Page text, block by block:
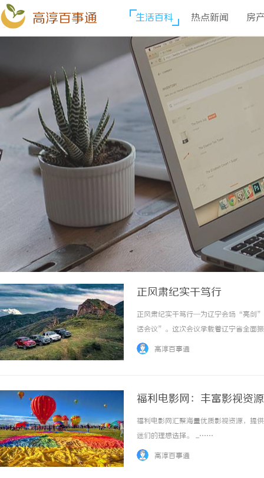
高淳百事通 生活百科 热点新闻 房
正风肃纪实干笃行
正风肃纪实干笃行—为辽宁会场“亮剑
话会议”。这次会议承载着辽宁省全面
会上，省委书记许昆林直面辽宁发展痛
高淳百事通
福利电影网：丰富影视资
福利电影网汇聚海量优质影视资源，提
迷们的理想选择。 ...……
高淳百事通